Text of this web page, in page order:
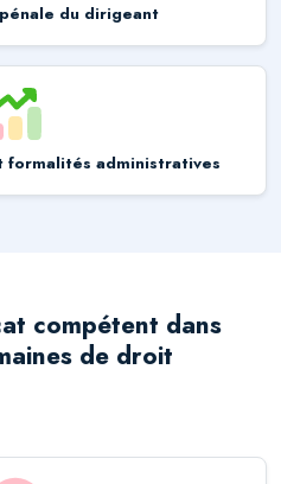
du dirigeant
administratives
compétent dans
de droit